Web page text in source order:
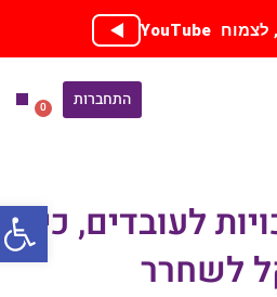
YouTube
התחברות 0
עגלת
לעובדים, כי
לשחרר
פתח